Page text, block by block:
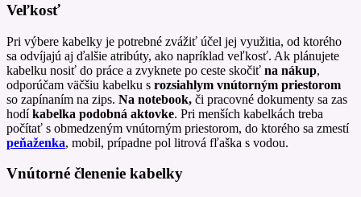
Veľkosť
Pri výbere kabelky je potrebné zvážiť účel jej využitia, od ktorého
sa odvíjajú aj ďalšie atribúty, ako napríklad veľkosť. Ak plánujete
kabelku nosiť do práce a zvyknete po ceste skočiť na nákup,
odporúčam väčšiu kabelku s rozsiahlym vnútorným priestorom
so zapínaním na zips. Na notebook, či pracovné dokumenty sa zas
hodíkabelka podobná aktovke. Pri menších kabelkách treba
počítať s obmedzeným vnútorným priestorom, do ktorého sa zmestí
peňaženka, mobil, prípadne pol litrová fľaška s vodou.
Vnútorné členenie kabelky